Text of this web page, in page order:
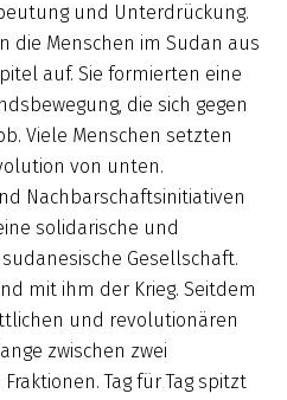
und Unterdrückung.
die Menschen im Sudan aus
auf. Sie formierten eine
die sich gegen
Viele Menschen setzten
von unten.
Nachbarschaftsinitiativen
solidarische und
Gesellschaft.
mit ihm der Krieg. Seitdem
und revolutionären
zwischen zwei
Tag für Tag spitzt